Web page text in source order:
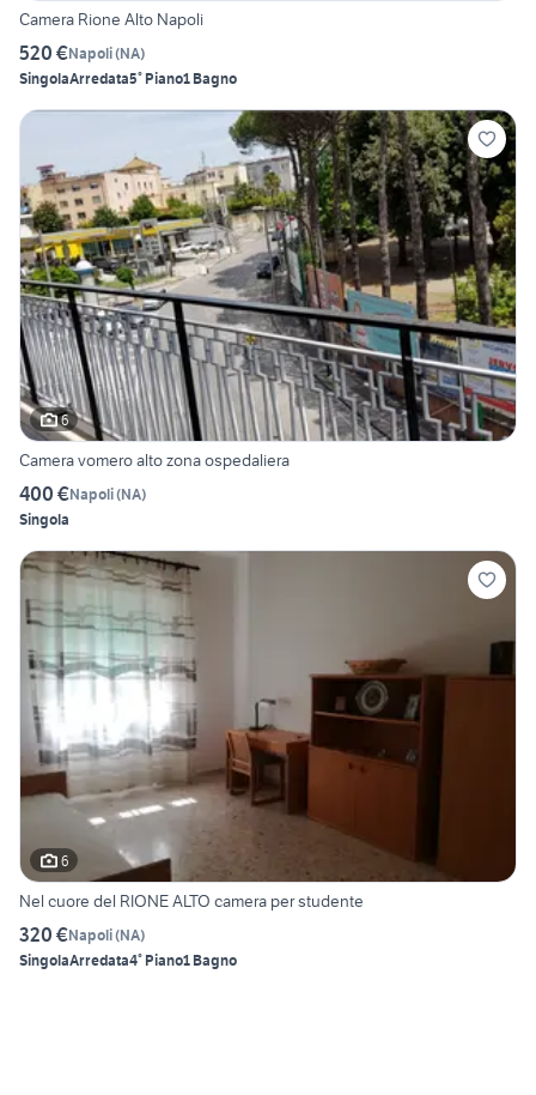
Camera Rione Alto Napoli
520 €Napoli(NA)
SingolaArredata5° Piano1 Bagno
6
Camera vomero alto zona ospedaliera
400 €Napoli(NA)
Singola
6
Nel cuore del RIONE ALTO camera per studente
320 €Napoli(NA)
SingolaArredata4° Piano1 Bagno